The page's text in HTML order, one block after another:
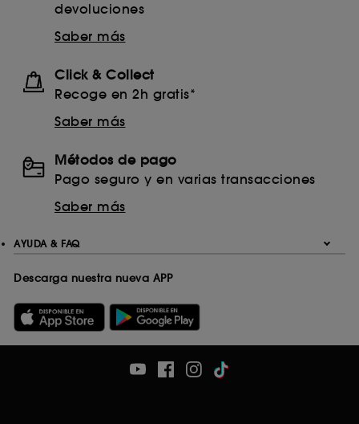
devoluciones
Saber más
Click & Collect
Recoge en 2h gratis*
Saber más
Métodos de pago
Pago seguro y en varias transacciones
Saber más
AYUDA & FAQ
Descarga nuestra nueva APP